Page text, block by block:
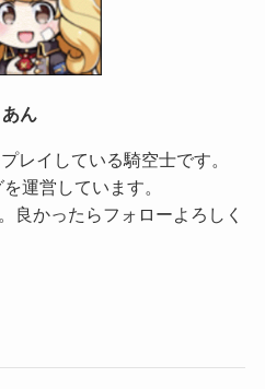
あん
レイしている騎空士です。
運営しています。
良かったらフォローよろしく